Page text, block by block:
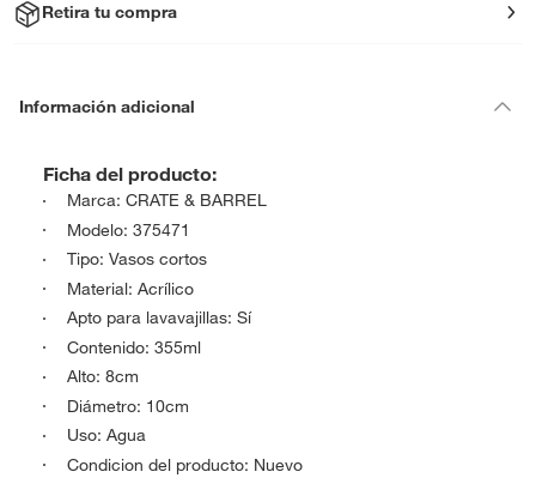
Retira tu compra
Información adicional
Ficha del producto:
Marca: CRATE & BARREL
Modelo: 375471
Tipo: Vasos cortos
Material: Acrílico
Apto para lavavajillas: Sí
Contenido: 355ml
Alto: 8cm
Diámetro: 10cm
Uso: Agua
Condicion del producto: Nuevo